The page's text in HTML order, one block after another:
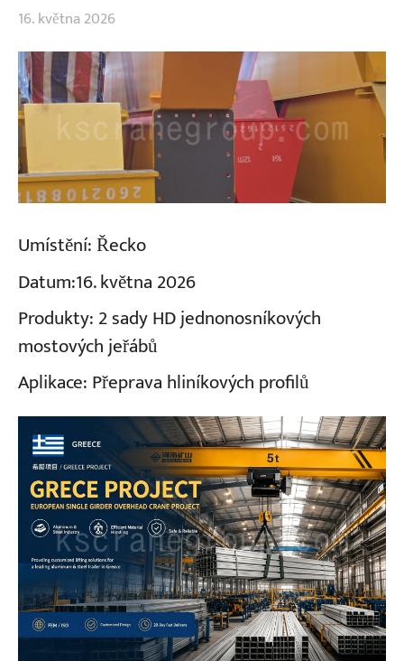
Projekty
Zprávy
O nás
Kontaktujte nás
16. května 2026
Umístění:Řecko
Datum:16. května 2026
Produkty: 2 sady HD jednonosníkových
mostových jeřábů
Aplikace: Přeprava hliníkových profilů